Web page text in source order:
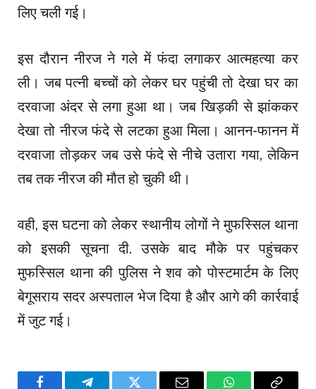
लिए चली गई।
इस दौरान नीरज ने गले में फंदा लगाकर आत्महत्या कर
ली। जब पत्नी बच्चों को लेकर घर पहुंची तो देखा घर का
दरवाजा अंदर से लगा हुआ था। जब खिड़की से झांककर
देखा तो नीरज फंदे से लटका हुआ मिला। आनन-फानन में
दरवाजा तोड़कर जब उसे फंदे से नीचे उतारा गया, लेकिन
तब तक नीरज की मौत हो चुकी थी।
वही, इस घटना को लेकर स्थानीय लोगों ने मुफस्सिल थाना
को इसकी सूचना दी. उसके बाद मौके पर पहुंचकर
मुफस्सिल थाना की पुलिस ने शव को पोस्टमार्टम के लिए
बेगूसराय सदर अस्पताल भेज दिया है और आगे की कार्रवाई
में जुट गई।